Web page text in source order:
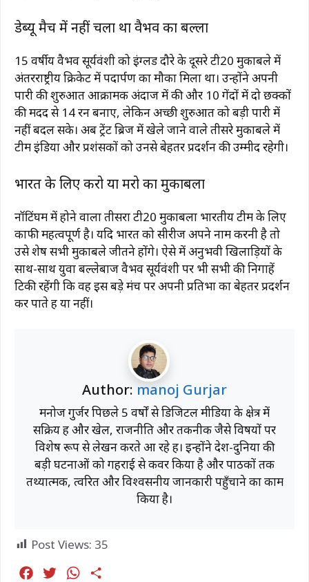
डेब्यू मैच में नहीं चला था वैभव का बल्ला
15 वर्षीय वैभव सूर्यवंशी को इंग्लैंड दौरे के दूसरे टी20 मुकाबले में
अंतरराष्ट्रीय क्रिकेट में पदार्पण का मौका मिला था। उन्होंने अपनी
पारी की शुरुआत आक्रामक अंदाज में की और 10 गेंदों में दो छक्कों
की मदद से 14 रन बनाए, लेकिन अच्छी शुरुआत को बड़ी पारी में
नहीं बदल सके। अब ट्रेंट ब्रिज में खेले जाने वाले तीसरे मुकाबले में
टीम इंडिया और प्रशंसकों को उनसे बेहतर प्रदर्शन की उम्मीद रहेगी।
भारत के लिए करो या मरो का मुकाबला
नॉटिंघम में होने वाला तीसरा टी20 मुकाबला भारतीय टीम के लिए
काफी महत्वपूर्ण है। यदि भारत को सीरीज अपने नाम करनी है तो
उसे शेष सभी मुकाबले जीतने होंगे। ऐसे में अनुभवी खिलाड़ियों के
साथ-साथ युवा बल्लेबाज वैभव सूर्यवंशी पर भी सभी की निगाहें
टिकी रहेंगी कि वह इस बड़े मंच पर अपनी प्रतिभा का बेहतर प्रदर्शन
कर पाते हैं या नहीं।
Author: manoj Gurjar
मनोज गुर्जर पिछले 5 वर्षों से डिजिटल मीडिया के क्षेत्र में
सक्रिय हैं और खेल, राजनीति और तकनीक जैसे विषयों पर
विशेष रूप से लेखन करते आ रहे हैं। इन्होंने देश-दुनिया की
बड़ी घटनाओं को गहराई से कवर किया है और पाठकों तक
तथ्यात्मक, त्वरित और विश्वसनीय जानकारी पहुँचाने का काम
किया है।
Post Views: 35
W